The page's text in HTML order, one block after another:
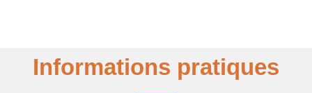
Informations pratiques